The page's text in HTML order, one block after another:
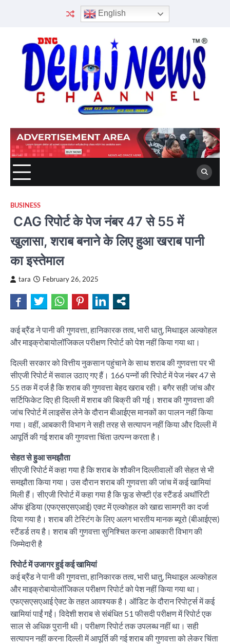
English
BUSINESS
CAG रिपोर्ट के पेज नंबर 47 से 55 में
खुलासा, शराब बनाने के लिए हुआ खराब पानी
का इस्तेमाल
tara February 26, 2025
कई ब्रैंड ने पानी की गुणवत्ता, हानिकारक तत्व, भारी धातु, मिथाइल अल्कोहल
और माइक्रोबायोलॉजिकल परीक्षण रिपोर्ट को पेश नहीं किया गया था।
दिल्ली सरकार को वित्तीय नुकसान पहुंचाने के साथ शराब की गुणवत्ता पर भी
सीएजी रिपोर्ट में सवाल उठाए गए हैं। 166 पन्नों की रिपोर्ट में पेज नंबर 47 से
55 तक में दर्ज है कि शराब की गुणवत्ता बेहद खराब रही। बगैर सही जांच और
सर्टिफिकेट दिए ही दिल्ली में शराब की बिक्री की गई। शराब की गुणवत्ता की
जांच रिपोर्ट में लाइसेंस लेने के दौरान बीआईएस मानकों का पालन नहीं किया
गया। वहीं, आबकारी विभाग ने सही तरह से सत्यापन नहीं किया और दिल्ली में
आपूर्ति की गई शराब की गुणवत्ता चिंता उत्पन्न करता है।
सेहत से हुआ समझौता
सीएजी रिपोर्ट में कहा गया है कि शराब के शौकीन दिल्लीवालों की सेहत से भी
समझौता किया गया। उस दौरान शराब की गुणवत्ता की जांच में कई खामियां
मिली हैं। सीएजी रिपोर्ट में कहा गया है कि फूड सेफ्टी एंड स्टैंडर्ड अथॉरिटी
ऑफ इंडिया (एफएसएसएआई) एक्ट में एल्कोहल को खाद्य सामग्री का दर्जा
दिया गया है। शराब की टेस्टिंग के लिए अलग भारतीय मानक ब्यूरो (बीआईएस)
स्टैंडर्ड तय है। शराब की गुणवत्ता सुनिश्चित करना आबकारी विभाग की
जिम्मेदारी है
रिपोर्ट में उजागर हुई कई खामियां
कई ब्रैंड ने पानी की गुणवत्ता, हानिकारक तत्व, भारी धातु, मिथाइल अल्कोहल
और माइक्रोबायोलॉजिकल परीक्षण रिपोर्ट को पेश नहीं किया गया था।
एफएसएसएआई ऐक्ट के तहत आवश्यक है। ऑडिट के दौरान रिपोर्ट्स में कई
खामियां पाईं गईं। विदेशी शराब से संबंधित 51 फीसदी परीक्षण में रिपोर्ट एक
साल से अधिक पुरानी थी। परीक्षण रिपोर्ट तक उपलब्ध नहीं था। सही
सत्यापन नहीं करना दिल्ली में आपूर्ति की गई शराब की गुणवत्ता को लेकर चिंता